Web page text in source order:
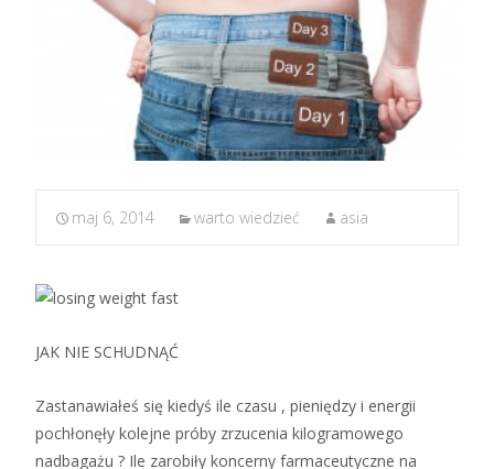
maj 6, 2014 warto wiedzieć asia
JAK NIE SCHUDNĄĆ
Zastanawiałeś się kiedyś ile czasu , pieniędzy i energii
pochłonęły kolejne próby zrzucenia kilogramowego
nadbagażu ? Ile zarobiły koncerny farmaceutyczne na